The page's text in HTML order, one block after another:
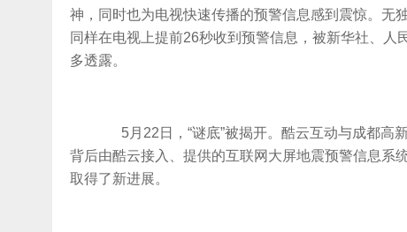
神，同时也为电视快速传播的预警信息感到震惊。无
同样在电视上提前26秒收到预警信息，被新华社、人
多透露。
5月22日，“谜底”被揭开。酷云互动与成都高
背后由酷云接入、提供的互联网大屏地震预警信息系
取得了新进展。